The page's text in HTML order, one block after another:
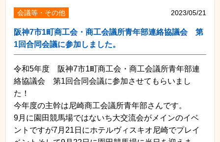
会議等・その他 2023/05/21
阪神7市1町商工会・商工会議所青年部連絡協議会 第
1回合同会議に参加しました。
令和5年度 阪神7市1町商工会・商工会議所青年部連
絡協議会 第1回合同会議に参加させてもらいまし
た！
今年度の主幹は尼崎商工会議所青年部さんです。
9月に園田競馬場ではないち大交流会がメインのイベ
ントですが7月21日にホテルヴィスキオ尼崎でプレイ